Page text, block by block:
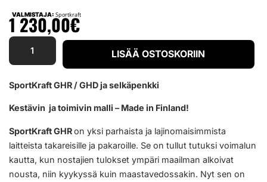
VALMISTAJA: Sportkraft
1 230,00€
LISÄÄ OSTOSKORIIN
SportKraft GHR / GHD ja selkäpenkki
Kestävin ja toimivin malli – Made in Finland!
SportKraft GHRon yksi parhaista ja lajinomaisimmista
laitteista takareisille ja pakaroille. Se on tullut tutuksi voimalun
kautta, kun nostajien tulokset ympäri maailman alkoivat
nousta, niin kyykyssä kuin maastavedossakin. Nyt sen on